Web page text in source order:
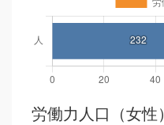
労働力人口（女性）